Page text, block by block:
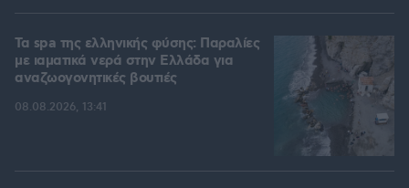
Τα spa της ελληνικής φύσης: Παραλίες
με ιαματικά νερά στην Ελλάδα για
αναζωογονητικές βουτιές
08.08.2026, 13:41